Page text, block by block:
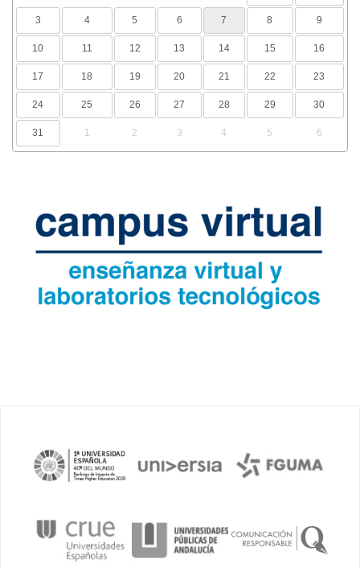
3 4 5 6 7 8 9
10 11 12 13 14 15 16
17 18 19 20 21 22 23
24 25 26 27 28 29 30
31 1 2 3 4 5 6